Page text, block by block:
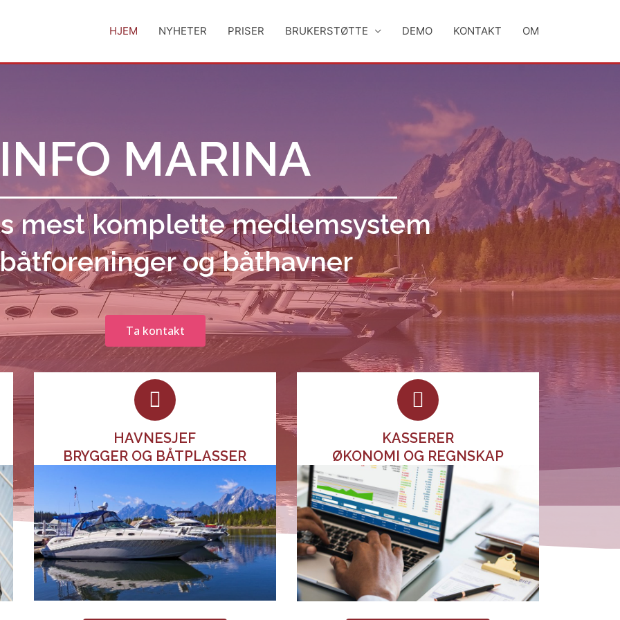
HJEM NYHETER PRISER BRUKERSTØTTE DEMO KONTAKT OM
INFO MARINA
mest komplette medlemsystem
og båthavner
Ta kontakt
HAVNESJEF
BRYGGER OG BÅTPLASSER
KASSERER
ØKONOMI OG REGNSKAP